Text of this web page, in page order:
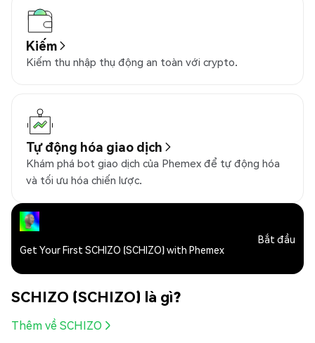
Kiếm
Kiếm thu nhập thụ động an toàn với crypto.
Tự động hóa giao dịch
Khám phá bot giao dịch của Phemex để tự động hóa
và tối ưu hóa chiến lược.
Get Your First SCHIZO (SCHIZO) with Phemex
Bắt đầu
SCHIZO (SCHIZO) là gì?
Thêm về SCHIZO